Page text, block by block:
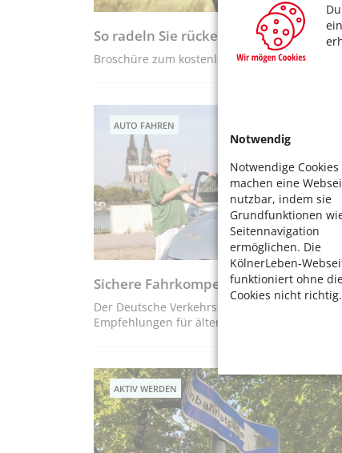
Notwendig
Notwendige Cookies
machen eine
nutzbar, indem sie
Grundfunktionen
Seitennavigation
ermöglichen. Die
KölnerLeben-
funktioniert ohne
Cookies nicht richtig.
So radeln Sie rückenfreundlich
Broschüre zum kostenlosen Herunterladen
AUTO FAHREN
Sichere Fahrkompetenz im Alter
Der Deutsche Verkehrssicherheitsrat fasst
Empfehlungen für ältere Menschen
AKTIV WERDEN